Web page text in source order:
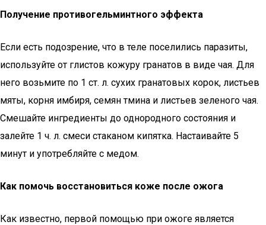
Получение противогельминтного эффекта
Если есть подозрение, что в теле поселились паразиты,
используйте от глистов кожуру гранатов в виде чая. Для
него возьмите по 1 ст. л. сухих гранатовых корок, листьев
мяты, корня имбиря, семян тмина и листьев зеленого чая.
Смешайте ингредиенты до однородного состояния и
залейте 1 ч. л. смеси стаканом кипятка. Настаивайте 5
минут и употребляйте с медом.
Как помочь восстановиться коже после ожога
Как известно, первой помощью при ожоге является